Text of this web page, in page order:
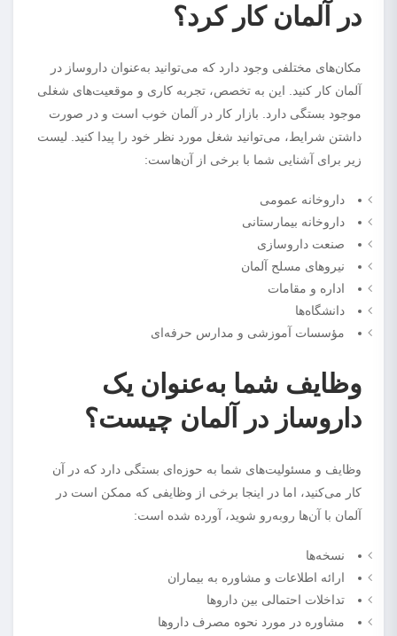
در آلمان کار کرد؟
مکان‌های مختلفی وجود دارد که می‌توانید به‌عنوان داروساز در
آلمان کار کنید. این به تخصص، تجربه کاری و موقعیت‌های شغلی
موجود بستگی دارد. بازار کار در آلمان خوب است و در صورت
داشتن شرایط، می‌توانید شغل مورد نظر خود را پیدا کنید. لیست
زیر برای آشنایی شما با برخی از آن‌هاست:
داروخانه عمومی
داروخانه بیمارستانی
صنعت داروسازی
نیروهای مسلح آلمان
اداره و مقامات
دانشگاه‌ها
مؤسسات آموزشی و مدارس حرفه‌ای
وظایف شما به‌عنوان یک
داروساز در آلمان چیست؟
وظایف و مسئولیت‌های شما به حوزه‌ای بستگی دارد که در آن
کار می‌کنید، اما در اینجا برخی از وظایفی که ممکن است در
آلمان با آن‌ها روبه‌رو شوید، آورده شده است:
نسخه‌ها
ارائه اطلاعات و مشاوره به بیماران
تداخلات احتمالی بین داروها
مشاوره در مورد نحوه مصرف داروها